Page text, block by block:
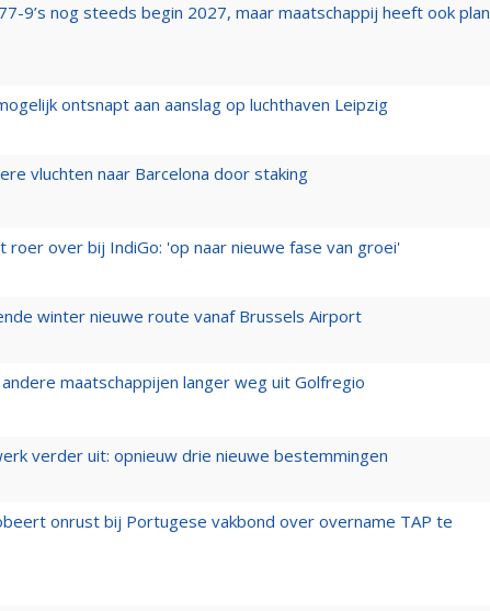
9’s nog steeds begin 2027, maar maatschappij heeft ook plan
ontsnapt aan aanslag op luchthaven Leipzig
vluchten naar Barcelona door staking
roer over bij IndiGo: 'op naar nieuwe fase van groei'
winter nieuwe route vanaf Brussels Airport
maatschappijen langer weg uit Golfregio
verder uit: opnieuw drie nieuwe bestemmingen
onrust bij Portugese vakbond over overname TAP te